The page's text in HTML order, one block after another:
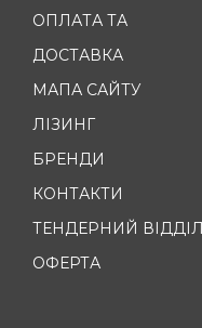
ОПЛАТА ТА
ДОСТАВКА
МАПА САЙТУ
ЛІЗИНГ
БРЕНДИ
КОНТАКТИ
ТЕНДЕРНИЙ ВІДДІЛ
ОФЕРТА